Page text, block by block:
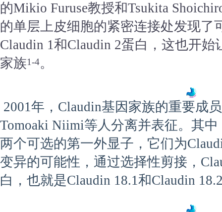
的Mikio Furuse教授和Tsukita
的单层上皮细胞的紧密连接处发现了
Claudin 1和Claudin 2蛋白，这也开
家族1-4。
2001年，Claudin基因家族的重要成
Tomoaki Niimi等人分离并表征。其
两个可选的第一外显子，它们为
变异的可能性，通过选择性剪接，
白，也就是Claudin 18.1和Claudin